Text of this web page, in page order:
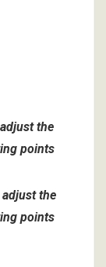
the
points
the
points